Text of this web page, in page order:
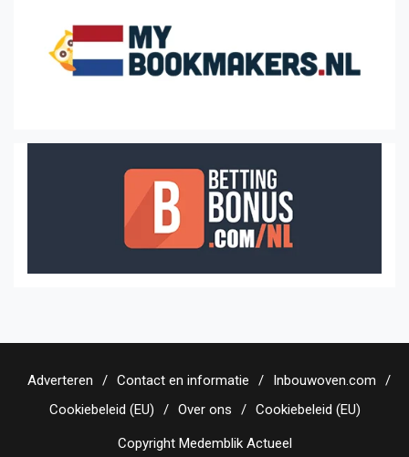
Adverteren Contact en informatie
Inbouwoven.com
Cookiebeleid (EU)
Over ons Cookiebeleid (EU)
Copyright Medemblik Actueel